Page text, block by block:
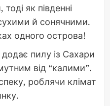
як південні
й сонячними.
одного острова!
пилу із Сахари
від “калими”.
роблячи клімат